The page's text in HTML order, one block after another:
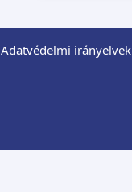
Adatvédelmi irányelvek